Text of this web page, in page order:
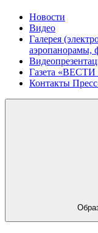
Новости
Видео
Галерея
аэропанорамы,
Газета «ВЕСТИ
Контакты